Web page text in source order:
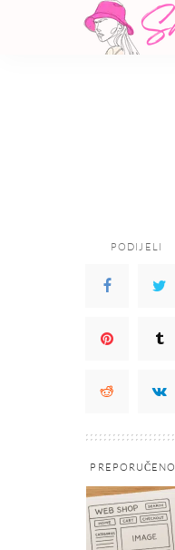
PODIJELI
PREPORUČENO